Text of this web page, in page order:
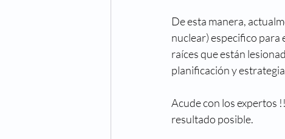
De esta manera,
nuclear) especifico para
raíces que están
planificación y
Acude con los expertos
resultado posible.